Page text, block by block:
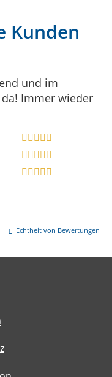
Kunden
und im
Immer wieder
Echtheit von Bewertungen